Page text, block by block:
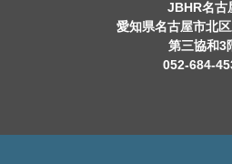
JBHR名古
愛知県名古屋市北
第三協和3
052-684-